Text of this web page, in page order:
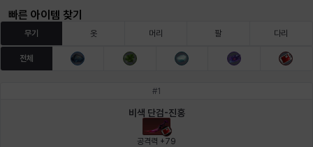
아야 아이솔 아이작 알렉스 알론소 얀
에키온 엘레나
빠른 아이템 찾기
무기 옷 머리 팔 다리
전체
#1
비색 단검-진홍
공격력 +79